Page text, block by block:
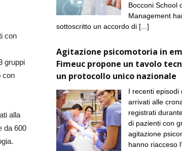
con
gruppi
con
alla
da 600
Bocconi School
Management
sottoscritto un accordo di [...]
Agitazione psicomotoria in
Fimeuc propone un tavolo
un protocollo unico nazionale
I recenti episodi
arrivati alle
registrati
di pazienti con
agitazione
hanno riacceso